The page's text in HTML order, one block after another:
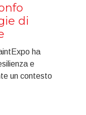
di
ha
e
un contesto